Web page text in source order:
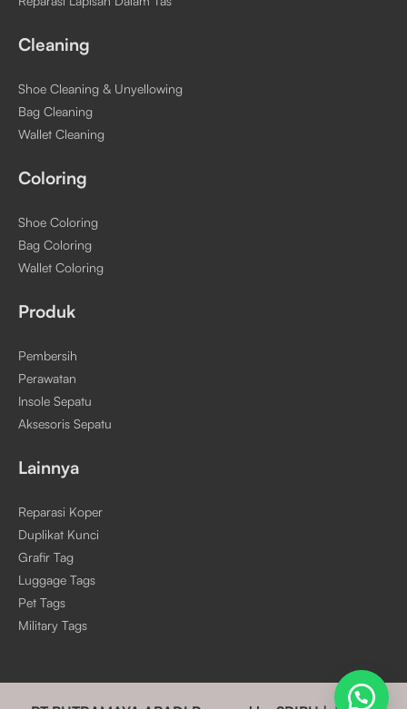
Cleaning
Shoe Cleaning & Unyellowing
Bag Cleaning
Wallet Cleaning
Coloring
Shoe Coloring
Bag Coloring
Wallet Coloring
Produk
Pembersih
Perawatan
Insole Sepatu
Aksesoris Sepatu
Lainnya
Reparasi Koper
Duplikat Kunci
Grafir Tag
Luggage Tags
Pet Tags
Military Tags